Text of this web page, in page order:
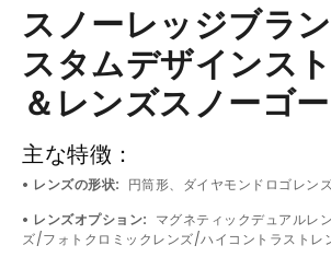
スノーレッジブラ
スタムデザインス
＆レンズスノーゴ
主な特徴：
• レンズの形状: 円筒形、ダイヤモンドロゴレン
• レンズオプション: マグネティックデュアルレ
ズ/フォトクロミックレンズ/ハイコントラストレ